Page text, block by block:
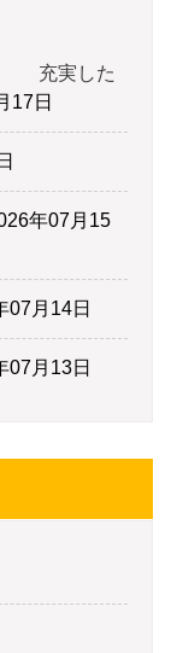
た
17日
年07月15
07月14日
07月13日